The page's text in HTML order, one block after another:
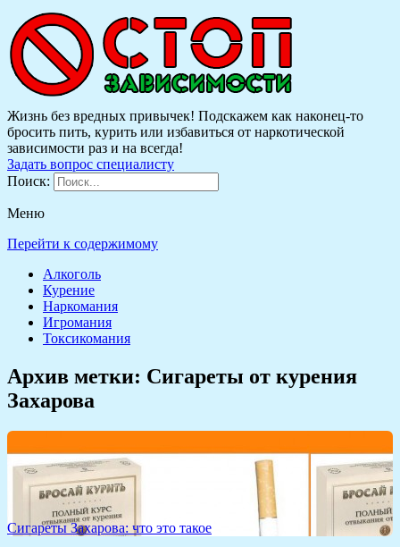
Жизнь без вредных привычек! Подскажем как наконец-то
бросить пить, курить или избавиться от наркотической
зависимости раз и на всегда!
Задать вопрос специалисту
Поиск:
Меню
Перейти к содержимому
Алкоголь
Курение
Наркомания
Игромания
Токсикомания
Архив метки: Сигареты от курения
Захарова
Сигареты Захарова: что это такое